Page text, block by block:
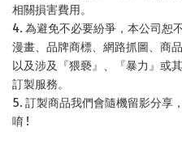
相關損害費用。
4. 為避免不必要紛爭，本公司恕
漫畫、品牌商標、網路抓圖、商
以及涉及『猥褻』、『暴力』或
訂製服務。
5. 訂製商品我們會隨機留影分享
唷 !